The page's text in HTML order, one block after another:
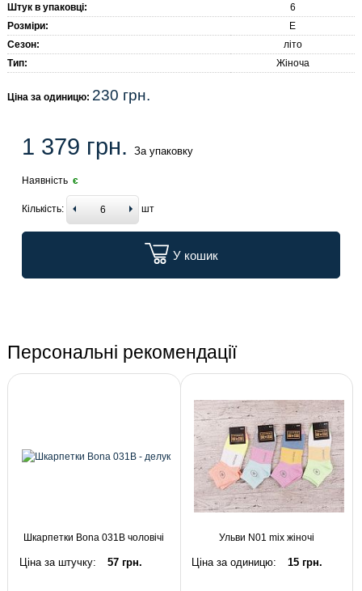
Штук в упаковці:
6
Розміри:
E
Сезон:
літо
Тип:
Жіноча
Ціна за одиницю: 230 грн.
1 379 грн. За упаковку
Наявність є
Кількість: шт
У кошик
Персональні рекомендації
Шкарпетки Bona 031B чоловічі
Ціна за штучку: 57 грн.
Ульви N01 mix жіночі
Ціна за одиницю: 15 грн.